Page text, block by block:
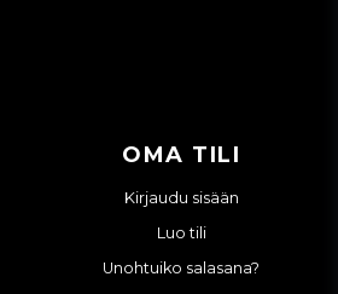
OMA TILI
Kirjaudu sisään
Luo tili
Unohtuiko salasana?